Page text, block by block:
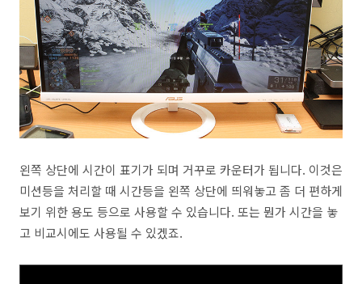
왼쪽 상단에 시간이 표기가 되며 거꾸로 카운터가 됩니다. 이것은
미션등을 처리할 때 시간등을 왼쪽 상단에 띄워놓고 좀 더 편하게
보기 위한 용도 등으로 사용할 수 있습니다. 또는 뭔가 시간을 놓
고 비교시에도 사용될 수 있겠죠.